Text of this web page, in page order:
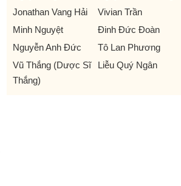
Jonathan Vang Hải
Vivian Trần
Minh Nguyệt
Đinh Đức Đoàn
Nguyễn Anh Đức
Tô Lan Phương
Vũ Thắng (Dược Sĩ
Thắng)
Liễu Quý Ngân